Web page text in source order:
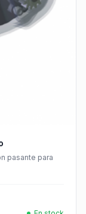
pasante para